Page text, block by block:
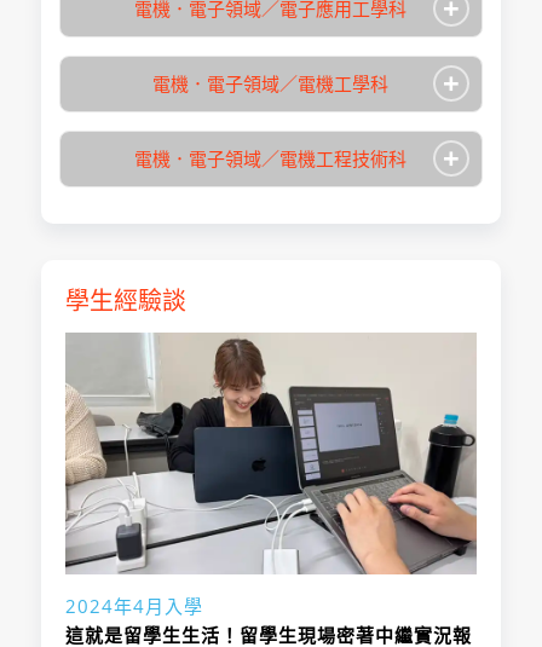
科。26年的教育成果培育了很多人才，並
開發出適合教學的原創教材。
就算是完全沒基礎的學生，也可以在2年
「鐵拳」系列、任天堂「明星大亂鬥」系
躍。
招生名額：
專攻領域分組
京電玩展中被採訪和電視放映的高質量遊
戲。
本科學生的作品經常能在日本遊戲大獎、
福岡遊戲競賽、亞洲數位藝術大獎福岡
在三年的課程中，將學習遊戲製作所需的
程式、設計、聲音、規劃等所有技術。
招生名額：
專攻領域分組
入學時必要日語程度 N2
戲製作經驗的人，也可以在3周內打造一
透過與同學合作的過程，學到職業的遊戲
企劃所追求的遊戲製作技術。
招生名額：
專攻領域分組
上；或BJT商務日
語能力考試取得
入學時必要日語程度 N2
程。
在如GREE頭像設計、LINE貼圖、輕小說
原創插圖或角色設計等領域，都能看到本
科畢業生活躍的身影。
招生名額：
定之日本語學校
在學滿6個月以
上；或BJT商務日
語能力考試取得
入學時必要日語程度 N2
本學科畢業生擔任過電影「光之美少女」
系列和「哥吉拉」系列的導演。
秉持著1979年以來所累積的教育經驗，
以及來自業界的深厚信任，已有約5000
名左右的畢業生，帶著成熟的專業技術，
進入業界活用所學。
招生名額：
專攻領域分組
報考方法說明
本語科取得200
分以上；或BJT商
用日語400分以
上；或(財)日本語
教育振興協會認
定之日本語學校
在學滿6個月以
在諸多電影或電視廣告的製作現場，如
「映画刀剣乱舞」、「東京喰種」、「亜
人」、「STAND BY ME ドラえもん」等
作品中，均可見到本學科畢業生活躍的身
影。
在具備豐富現場執業經驗的教師群的指導
下，學生們可以學習到從製作VFX影像所
報考方法說明
本語科取得200
分以上；或BJT商
用日語400分以
上；或(財)日本語
教育振興協會認
定之日本語學校
入學時必要日語程度
許多擁有先進技術的畢業生參與了如「怪
獸與牠們的產地」系列、「死侍」系列、
「STAR WARS：最後的絕地武士」等世
界知名作品的製作。
針對全球CG / VFX業界缺乏技術CG創作
者人才的現況，本科系規劃有相對罕見的
報考方法說明
・日本語能力：
日本留學試驗日
本語科取得200
分以上；或BJT商
用日語400分以
上；或(財)日本語
教育振興協會認
語能力考試取得
入學時必要日語程度 N2
除了手繪技術，更為每個學生準備了大型
液晶筆平板電腦，學習數位繪圖技術。
學校使用最先進的設備和軟體，幫助學生
學習動畫製作的全部過程。
・考選方式：文
件審查、筆試、
面試
・日本語能力：
日本留學試驗日
本語科取得200
上；或BJT商務日
語能力考試取得
400分以上
入學時必要日語程度 N2
從基礎開始、作畫、色彩設計、背景美
報考方法說明
・海外報名：可
・考選方式：文
件審查、筆試、
面試
・日本語能力：
日本留學試驗日
定之日本語學校
在學滿6個月以
上；或BJT商務日
語能力考試取得
400分以上
入學時必要日語程度 N2
專攻領域
IT・資訊・多媒體
取得學位/稱號
專門士
報名日期
未設定
報考方法說明
・海外報名：可
・考選方式：文
件審查、筆試、
本語科取得200
用日語400分以
上；或(財)日本語
教育振興協會認
定之日本語學校
在學滿6個月以
上；或BJT商務日
語能力考試取得
修業期間
2年
專攻領域
IT・資訊・多媒體
取得學位/稱號
專門士
報名日期
未設定
報考方法說明
・考選方式：文
本語科取得200
分以上；或BJT商
用日語400分以
上；或(財)日本語
教育振興協會認
定之日本語學校
在學滿6個月以
語能力考試取得
學校名稱
日本電子專門學校
入學月
4月
修業期間
2年
專攻領域
IT・資訊・多媒體
取得學位/稱號
專門士
報名日期
未設定
報考方法說明
件審查、筆試、
・日本語能力：
N2(2級)合格；或
日本留學試驗日
本語科取得200
分以上；或BJT商
用日語400分以
上；或(財)日本語
定之日本語學校
學校名稱
日本電子專門學校
入學月
4月
修業期間
2年
專攻領域
IT・資訊・多媒體
報名日期
・考選方式：文
件審查、筆試、
面試
・日本語能力：
N2(2級)合格；或
日本留學試驗日
本語科取得200
學校名稱
日本電子專門學校
專攻領域
取得學位/稱號
報名日期
・海外報名：可
・考選方式：文
件審查、筆試、
面試
・日本語能力：
N2(2級)合格；或
本語科取得200
電機．電子領域／電子應用工學科
修業期間
專攻領域
建設・機械・自動
車
取得學位/稱號
專門士
報名日期
未設定
・海外報名：可
・考選方式：文
電機．電子領域／電機工學科 +
學校名稱
修業期間
2年
總學習時數
未設定
專攻領域
建設・機械・自動
車
取得學位/稱號
專門士
報名日期
未設定
・考選方式：文
電機．電子領域／電機工程技術科 +
學校名稱
日本電子專門學校
入學月
4月
修業期間
2年
總學習時數
未設定
專攻領域
建設・機械・自動
車
取得學位/稱號
報名日期
未設定
學生經驗談
2024年4月入學
這就是留學生生活！留學生現場密著中繼實況報